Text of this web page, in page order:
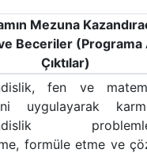
Mezuna
Beceriler (Programa
Çıktılar)
fen ve
uygulayarak
formüle etme ve